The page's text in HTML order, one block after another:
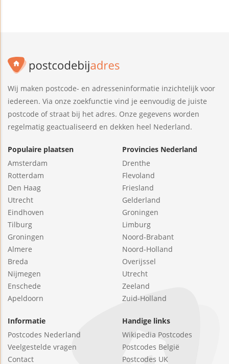
Wij maken postcode- en adresseninformatie inzichtelijk voor
iedereen. Via onze zoekfunctie vind je eenvoudig de juiste
postcode of straat bij het adres. Onze gegevens worden
regelmatig geactualiseerd en dekken heel Nederland.
Populaire plaatsen
Amsterdam
Rotterdam
Den Haag
Utrecht
Eindhoven
Tilburg
Groningen
Almere
Breda
Nijmegen
Enschede
Apeldoorn
Provincies Nederland
Drenthe
Flevoland
Friesland
Gelderland
Groningen
Limburg
Noord-Brabant
Noord-Holland
Overijssel
Utrecht
Zeeland
Zuid-Holland
Informatie
Postcodes Nederland
Veelgestelde vragen
Contact
Handige links
Wikipedia Postcodes
Postcodes België
Postcodes UK